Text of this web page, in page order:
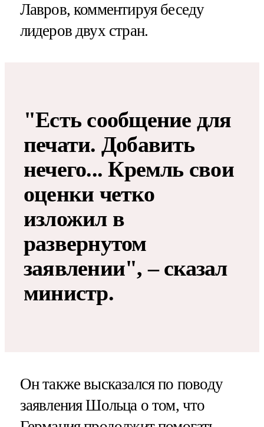
Лавров, комментируя беседу
лидеров двух стран.
"Есть сообщение для
печати. Добавить
нечего... Кремль свои
оценки четко
изложил в
развернутом
заявлении", – сказал
министр.
Он также высказался по поводу
заявления Шольца о том, что